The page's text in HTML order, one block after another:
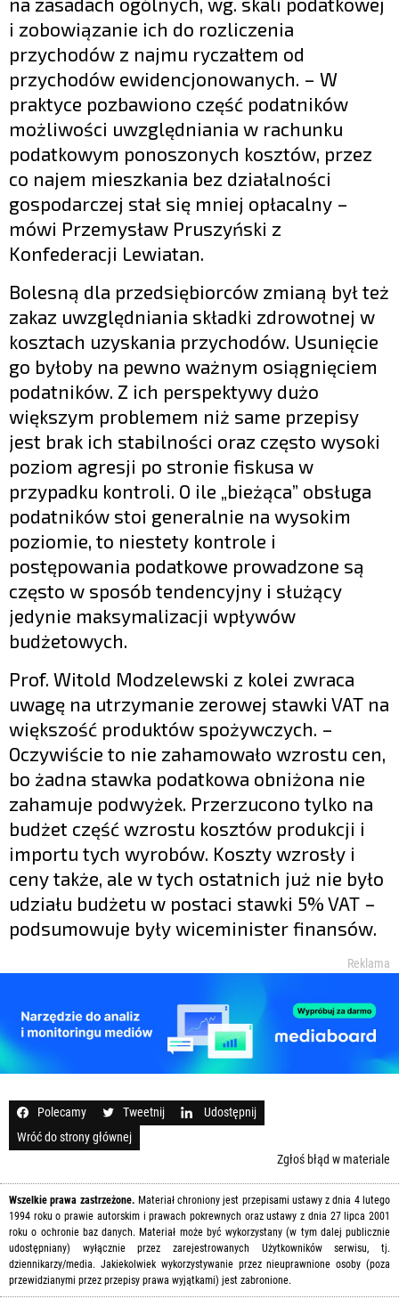
i zobowiązanie ich do rozliczenia
przychodów z najmu ryczałtem od
przychodów ewidencjonowanych. – W
praktyce pozbawiono część podatników
możliwości uwzględniania w rachunku
podatkowym ponoszonych kosztów, przez
co najem mieszkania bez działalności
gospodarczej stał się mniej opłacalny –
mówi Przemysław Pruszyński z
Konfederacji Lewiatan.
Bolesną dla przedsiębiorców zmianą był też
zakaz uwzględniania składki zdrowotnej w
kosztach uzyskania przychodów. Usunięcie
go byłoby na pewno ważnym osiągnięciem
podatników. Z ich perspektywy dużo
większym problemem niż same przepisy
jest brak ich stabilności oraz często wysoki
poziom agresji po stronie fiskusa w
przypadku kontroli. O ile „bieżąca” obsługa
podatników stoi generalnie na wysokim
poziomie, to niestety kontrole i
postępowania podatkowe prowadzone są
często w sposób tendencyjny i służący
jedynie maksymalizacji wpływów
budżetowych.
Prof. Witold Modzelewski z kolei zwraca
uwagę na utrzymanie zerowej stawki VAT na
większość produktów spożywczych. –
Oczywiście to nie zahamowało wzrostu cen,
bo żadna stawka podatkowa obniżona nie
zahamuje podwyżek. Przerzucono tylko na
budżet część wzrostu kosztów produkcji i
importu tych wyrobów. Koszty wzrosły i
ceny także, ale w tych ostatnich już nie było
udziału budżetu w postaci stawki 5% VAT –
podsumowuje były wiceminister finansów.
Reklama
Polecamy Tweetnij
Udostępnij
Wróć do strony głównej
Zgłoś błąd w materiale
Wszelkie prawa zastrzeżone. Materiał chroniony jest przepisami ustawy z dnia 4 lutego
1994 roku o prawie autorskim i prawach pokrewnych oraz ustawy z dnia 27 lipca 2001
roku o ochronie baz danych. Materiał może być wykorzystany (w tym dalej publicznie
udostępniany) wyłącznie przez zarejestrowanych Użytkowników serwisu, tj.
dziennikarzy/media. Jakiekolwiek wykorzystywanie przez nieuprawnione osoby (poza
przewidzianymi przez przepisy prawa wyjątkami) jest zabronione.